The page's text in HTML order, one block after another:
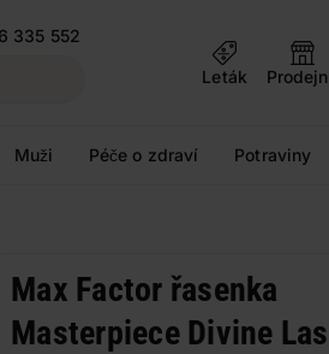
335 552
Leták
Muži Péče o zdraví Potraviny
Max Factor řasenka
Masterpiece Divine